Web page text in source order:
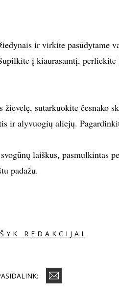
ir virkite pasūdytame
į kiaurasamtį, perliekite
sutarkuokite česnako
ir alyvuogių aliejų.
laiškus, pasmulkintas
padažu.
REDAKCIJAI